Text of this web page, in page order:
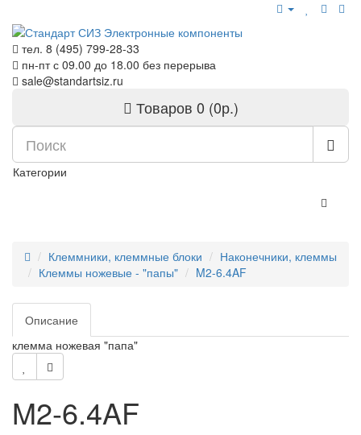
тел. 8 (495) 799-28-33
пн-пт с 09.00 до 18.00 без перерыва
sale@standartsiz.ru
Товаров 0 (0р.)
Категории
Клеммники, клеммные блоки
Наконечники, клеммы
Клеммы ножевые - "папы"
M2-6.4AF
Описание
клемма ножевая "папа"
M2-6.4AF